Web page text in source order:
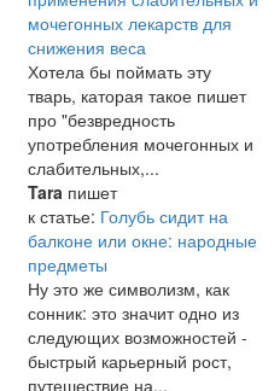
мочегонных лекарств для
снижения веса
Хотела бы поймать эту
тварь, каторая такое пишет
про "безвредность
употребления мочегонных и
слабительных,...
Tara пишет
к статье: Голубь сидит на
балконе или окне: народные
предметы
Ну это же символизм, как
сонник: это значит одно из
следующих возможностей -
быстрый карьерный рост,
путешествие на...